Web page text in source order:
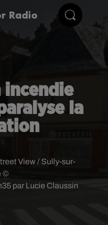
Radio
incendie
la
par Lucie Claussin
View / Sully-sur-
©